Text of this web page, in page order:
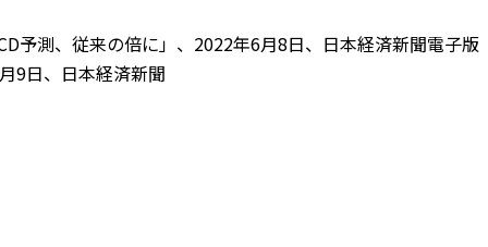
予測、従来の倍に」、2022年6月8日、日本経済新聞電子版
9日、日本経済新聞